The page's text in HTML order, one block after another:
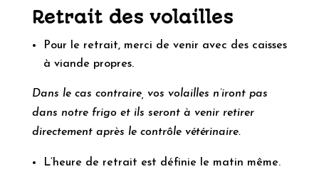
Retrait des volailles
Pour le retrait, merci de venir avec des caisses
à viande propres.
Dans le cas contraire, vos volailles n’iront pas
dans notre frigo et ils seront à venir retirer
directement après le contrôle vétérinaire.
L’heure de retrait est définie le matin même.